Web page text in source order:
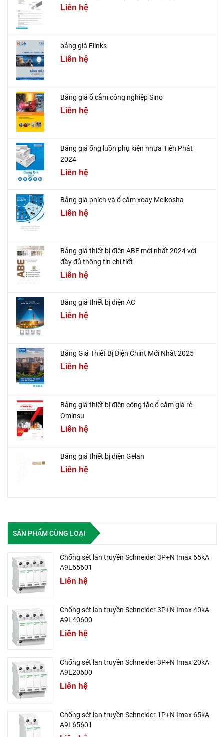
Liên hệ
bảng giá Elinks
Liên hệ
Bảng giá ổ cắm công nghiệp Sino
Liên hệ
Bảng giá ống luồn phụ kiện nhựa Tiến Phát
2024
Liên hệ
Bảng giá phích và ổ cắm xoay Meikosha
Liên hệ
Bảng giá thiết bị điện ABE mới nhất 2024 với
đầy đủ thông tin chi tiết
Liên hệ
Bảng giá thiết bị điện AC
Liên hệ
Bảng Giá Thiết Bị Điện Chint Mới Nhất 2025
Liên hệ
Bảng giá thiết bị điện công tắc ổ cắm giá rẻ
Ominsu
Liên hệ
Bảng giá thiết bị điện Gelan
Liên hệ
SẢN PHẨM CÙNG LOẠI
Chống sét lan truyền Schneider 3P+N Imax 65kA
A9L65601
Liên hệ
Chống sét lan truyền Schneider 3P+N Imax 40kA
A9L40600
Liên hệ
Chống sét lan truyền Schneider 3P+N Imax 20kA
A9L20600
Liên hệ
Chống sét lan truyền Schneider 1P+N Imax 65kA
A9L65601